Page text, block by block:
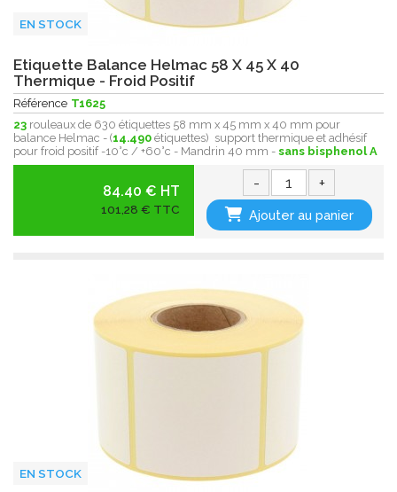
EN STOCK
Etiquette Balance Helmac 58 X 45 X 40
Thermique - Froid Positif
Référence T1625
23 rouleaux de 630 étiquettes 58 mm x 45 mm x 40 mm pour
balance Helmac - (14.490 étiquettes) support thermique et adhésif
pour froid positif -10°c / +60°c - Mandrin 40 mm - sans bisphenol A
84.40 € HT
101,28 € TTC
- +
Ajouter au panier
EN STOCK